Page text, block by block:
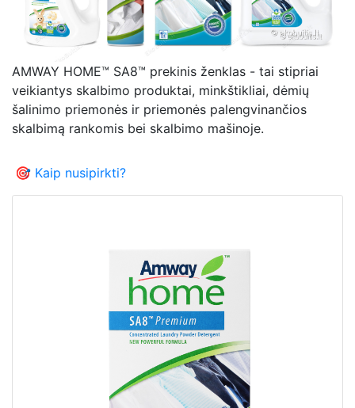
AMWAY HOME™ SA8™ prekinis ženklas - tai stipriai
veikiantys skalbimo produktai, minkštikliai, dėmių
šalinimo priemonės ir priemonės palengvinančios
skalbimą rankomis bei skalbimo mašinoje.
🎯 Kaip nusipirkti?